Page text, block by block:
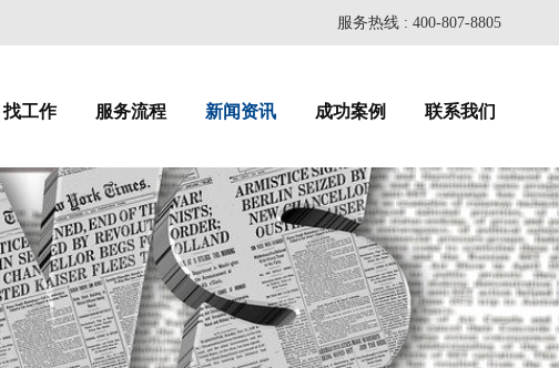
服务热线 : 400-807-8805
找工作 服务流程 新闻资讯 成功案例 联系我们